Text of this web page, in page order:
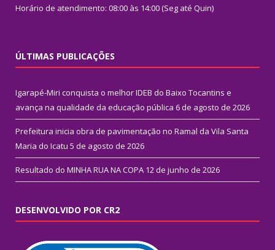
Horário de atendimento: 08:00 às 14:00 (Seg até Quin)
ÚLTIMAS PUBLICAÇÕES
Igarapé-Miri conquista o melhor IDEB do Baixo Tocantins e
avança na qualidade da educação pública 6 de agosto de 2026
Prefeitura inicia obra de pavimentação no Ramal da Vila Santa
Maria do Icatu 5 de agosto de 2026
Resultado do MINHA RUA NA COPA 12 de junho de 2026
DESENVOLVIDO POR CR2